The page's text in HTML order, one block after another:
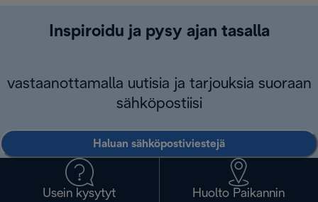
Inspiroidu ja pysy ajan tasalla
vastaanottamalla uutisia ja tarjouksia suoraan
sähköpostiisi
Haluan sähköpostiviestejä
Usein kysytyt
Huolto Paikannin